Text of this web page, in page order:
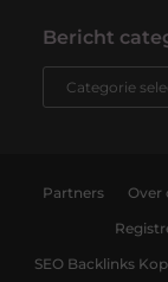
Bericht
Partners Over
SEO Backlinks